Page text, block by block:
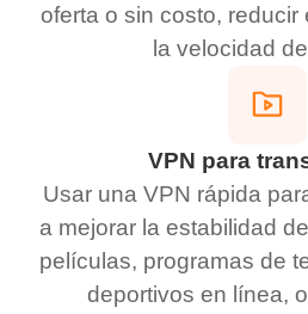
oferta o sin costo, reducir
la velocidad
VPN para
Usar una VPN rápida
a mejorar la estabilidad
películas, programas de
deportivos en línea,